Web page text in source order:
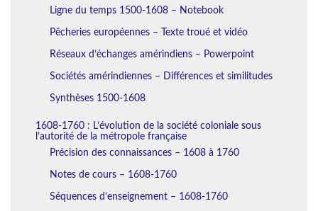
Ligne du temps 1500-1608 – Notebook
Pêcheries européennes – Texte troué et vidéo
Réseaux d’échanges amérindiens – Powerpoint
Sociétés amérindiennes – Différences et similitudes
Synthèses 1500-1608
1608-1760 : L’évolution de la société coloniale sous
l’autorité de la métropole française
Précision des connaissances – 1608 à 1760
Notes de cours – 1608-1760
Séquences d’enseignement – 1608-1760